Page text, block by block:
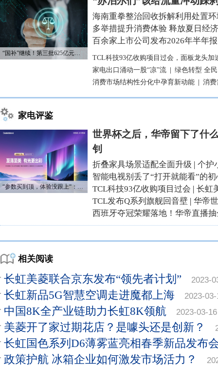
“国补”继续！第三批625亿元资金已下达
海南重拳整治回收拆解利用处置
多举措提升消费体验 释放夏日经
百余家上市公司发布2026年半年报
TCL科技93亿收购项目过会，面板龙头加
家电出口涌动一股“凉”流
绿色转型 全
消费市场结构性分化中孕育新动能
消费
家电评鉴
“参数买到顶，体验没跟上“：长虹追光Q70S给高端电视打了个样
世界杯之后，华帝留下了什
钊
折叠家具场景适配全面升级 | 个护
智能电视别丢了“打开就能看”的初
TCL科技93亿收购项目过会 | 长虹
TCL发布Q系列旗舰回音壁 | 华帝
西班牙夺冠荣耀落地！华帝直播
相关阅读
长虹美菱联合京东发布“领先者计划” 2023-
长虹新品5G智慧空调走进魔都上海 2023-
中国8K全产业链助力长虹8K领航 2023-03-16
美菱开了家过期花店？是噱头还是创新？
长虹国色系列D6薄雾蓝亮相春季新品发布
政策护航 冰箱企业如何激发市场活力？